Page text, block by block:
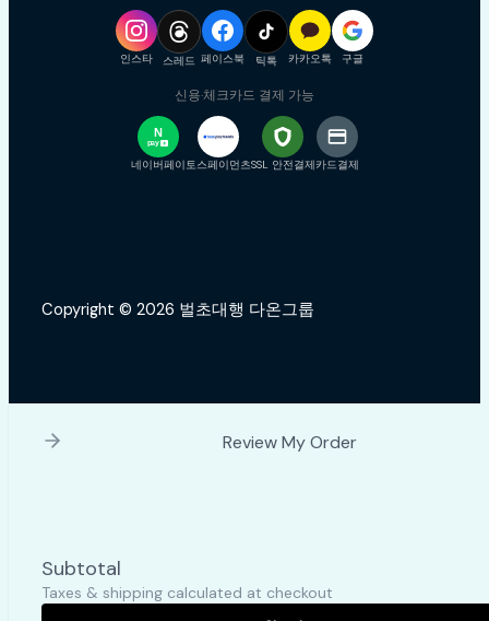
인스타 스레드 페이스북 틱톡 카카오톡 구글
신용·체크카드 결제 가능
N
pay +
네이버페이토스페이먼츠SSL 안전결제카드결제
Copyright © 2026 벌초대행 다온그룹
Review My Order
Subtotal
Taxes & shipping calculated at checkout